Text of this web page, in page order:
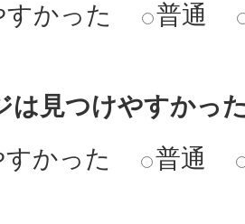
かった
普通
は見つけやすかっ
すかった
普通